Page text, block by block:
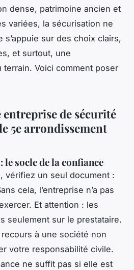
dense, patrimoine ancien et
variées, la sécurisation ne
s’appuie sur des choix clairs,
et surtout, une
Voici comment poser
de sécurité
5e arrondissement
le socle de la confiance
vérifiez un seul document :
cela, l’entreprise n’a pas
Et attention : les
seulement sur le prestataire.
recours à une société non
votre responsabilité civile.
ne suffit pas si elle est